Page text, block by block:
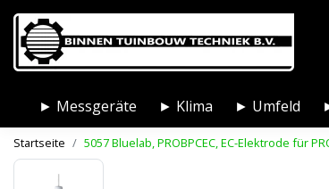
► Messgeräte ► Klima ► Umfeld
Startseite 5057 Bluelab, PROBPCEC, EC-Elektrode für